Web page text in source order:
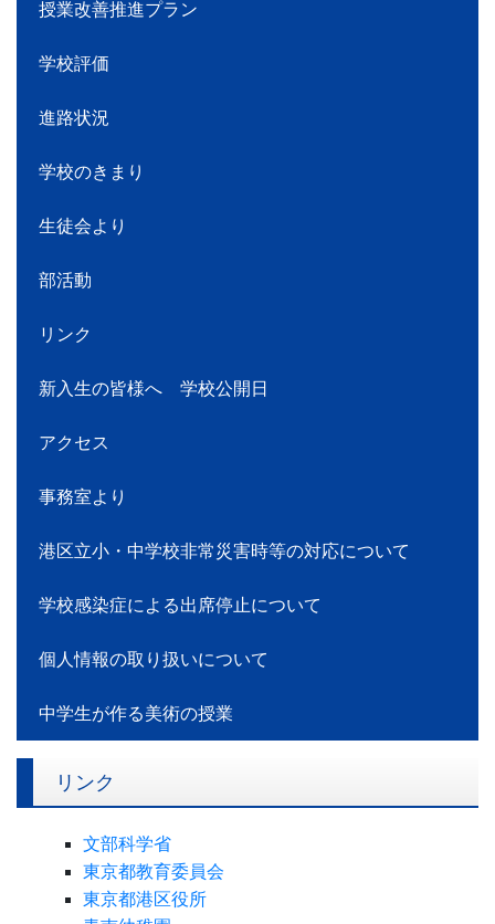
授業改善推進プラン
学校評価
進路状況
学校のきまり
生徒会より
部活動
リンク
新入生の皆様へ 学校公開日
アクセス
事務室より
港区立小・中学校非常災害時等の対応について
学校感染症による出席停止について
個人情報の取り扱いについて
中学生が作る美術の授業
リンク
文部科学省
東京都教育委員会
東京都港区役所